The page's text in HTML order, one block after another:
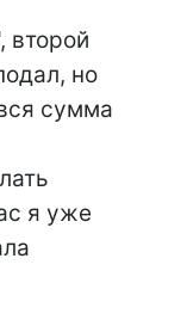
второй
но
сумма
я уже